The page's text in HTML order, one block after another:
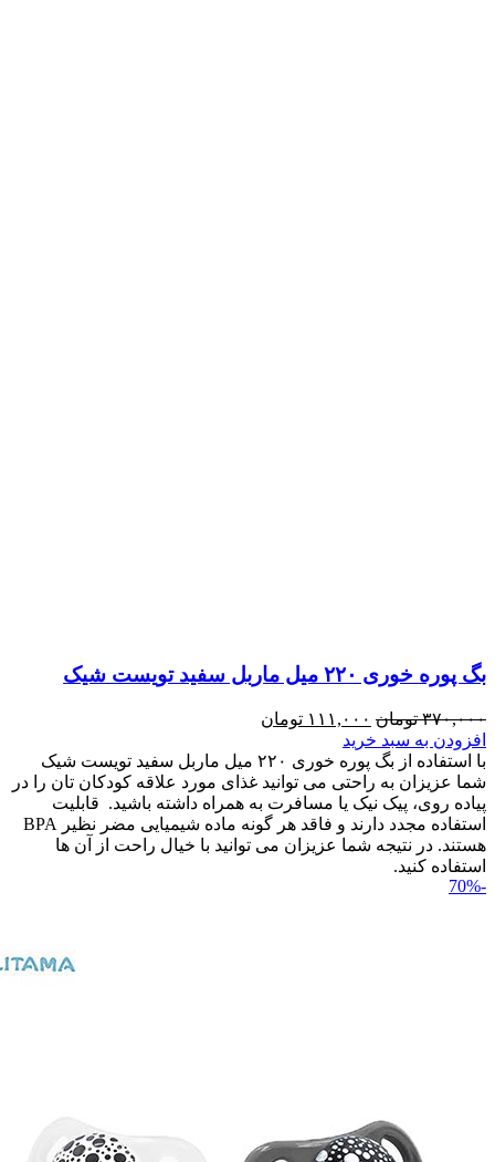
بگ پوره خوری ۲۲۰ میل ماربل سفید تویست شیک
۳۷۰,۰۰۰ تومان ۱۱۱,۰۰۰ تومان
افزودن به سبد خرید
با استفاده از بگ پوره خوری ۲۲۰ میل ماربل سفید تویست شیک
شما عزیزان به راحتی می توانید غذای مورد علاقه کودکان تان را در
پیاده روی، پیک نیک یا مسافرت به همراه داشته باشید. قابلیت
استفاده مجدد دارند و فاقد هر گونه ماده شیمیایی مضر نظیر BPA
هستند. در نتیجه شما عزیزان می توانید با خیال راحت از آن ها
استفاده کنید.
-70%